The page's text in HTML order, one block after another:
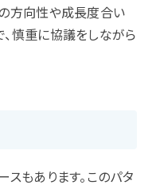
方向性や成長度合い
慎重に協議をしながら
もあります。このパタ